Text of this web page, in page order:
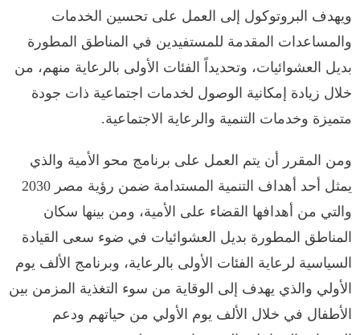
ويهدف البروتوكول إلى العمل على تحسين الخدمات
والمساعدات المقدمة للمستفيدين في المناطق المطورة
بديل العشوائيات، وتحديداً الفئات الأولى بالرعاية منهم، من
خلال زيادة إمكانية الوصول لخدمات اجتماعية ذات جودة
متميزة وخدمات التنمية والرعاية الاجتماعية.
ومن المقرر أن يتم العمل على برنامج محو الأمية والذي
يمثل أحد أهداف التنمية المستدامة ضمن رؤية مصر 2030
والتي من أهدافها القضاء على الأمية، ومن بينها سكان
المناطق المطورة بديل العشوائيات في ضوء سعى القيادة
السياسية لرعاية الفئات الأولى بالرعاية، وبرنامج الألف يوم
الأولي والذي يهدف إلى الوقاية من سوء التغذية المزمن بين
الأطفال في خلال الألف يوم الأولي من حياتهم ودعم